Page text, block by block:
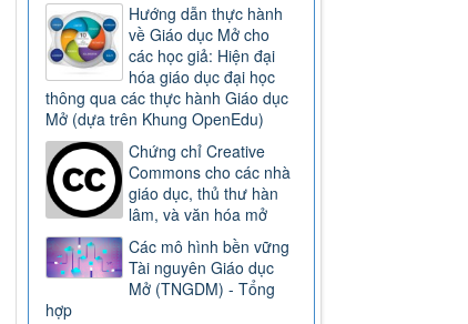
Hướng dẫn thực hành
về Giáo dục Mở cho
các học giả: Hiện đại
hóa giáo dục đại học
thông qua các thực hành Giáo dục
Mở (dựa trên Khung OpenEdu)
Chứng chỉ Creative
Commons cho các nhà
giáo dục, thủ thư hàn
lâm, và văn hóa mở
Các mô hình bền vững
Tài nguyên Giáo dục
Mở (TNGDM) - Tổng
hợp